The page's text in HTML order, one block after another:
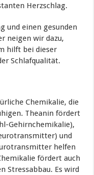
Herzschlag.
und einen gesunden
neigen wir dazu,
hilft bei dieser
Schlafqualität.
Chemikalie, die
Theanin fördert
Gehirnchemikalie),
und
helfen
fördert auch
Stressabbau. Es wird